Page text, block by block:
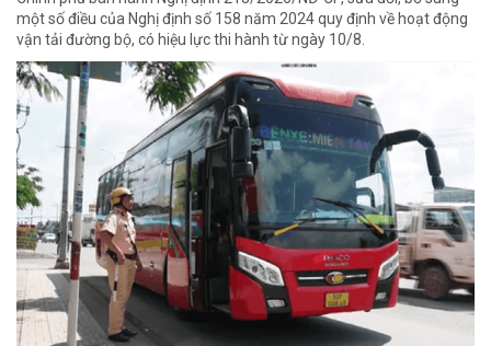
một số điều của Nghị định số 158 năm 2024 quy định về hoạt động
vận tải đường bộ, có hiệu lực thi hành từ ngày 10/8.